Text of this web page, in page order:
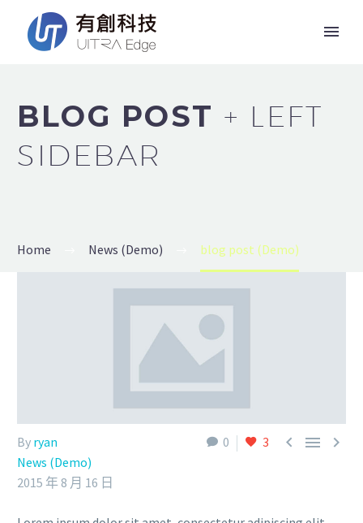
BLOG POST + LEFT
SIDEBAR
Home News (Demo) blog post (Demo)
0 3   
By ryan
News (Demo)
2015 年 8 月 16 日